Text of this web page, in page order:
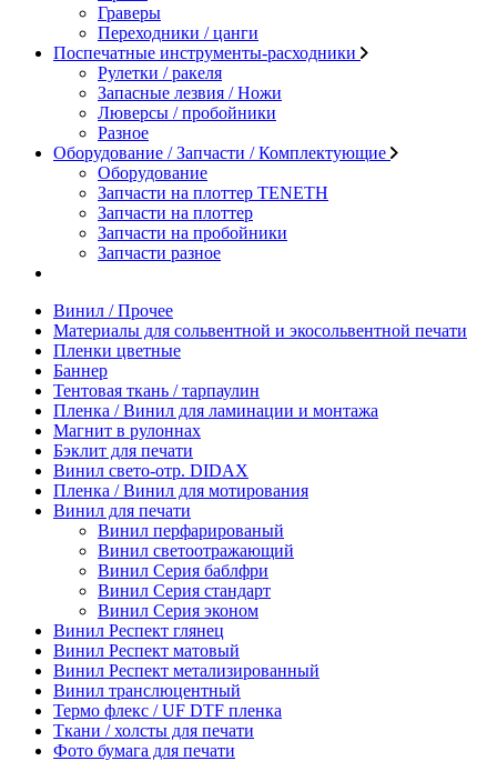
Граверы
Переходники / цанги
Поспечатные инструменты-расходники
Рулетки / ракеля
Запасные лезвия / Ножи
Люверсы / пробойники
Разное
Оборудование / Запчасти / Комплектующие
Оборудование
Запчасти на плоттер TENETH
Запчасти на плоттер
Запчасти на пробойники
Запчасти разное
Винил / Прочее
Материалы для сольвентной и экосольвентной печати
Пленки цветные
Баннер
Тентовая ткань / тарпаулин
Пленка / Винил для ламинации и монтажа
Магнит в рулоннах
Бэклит для печати
Винил свето-отр. DIDAX
Пленка / Винил для мотирования
Винил для печати
Винил перфарированый
Винил светоотражающий
Винил Серия баблфри
Винил Серия стандарт
Винил Серия эконом
Винил Респект глянец
Винил Респект матовый
Винил Респект метализированный
Винил транслюцентный
Термо флекс / UF DTF пленка
Ткани / холсты для печати
Фото бумага для печати